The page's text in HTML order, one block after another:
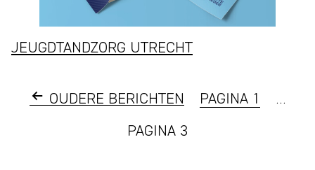
JEUGDTANDZORG UTRECHT
Berichten
paginering
OUDERE BERICHTEN PAGINA 1
…
PAGINA 3